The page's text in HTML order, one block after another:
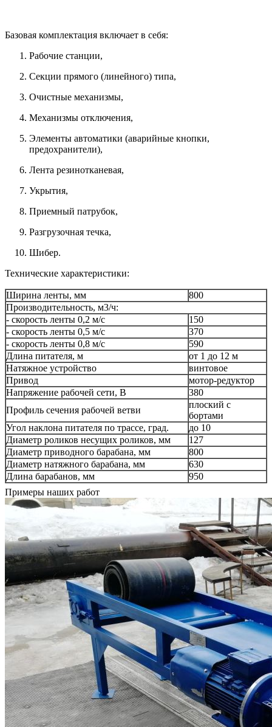
Базовая комплектация включает в себя:
Рабочие станции,
Секции прямого (линейного) типа,
Очистные механизмы,
Механизмы отключения,
Элементы автоматики (аварийные кнопки,
предохранители),
Лента резинотканевая,
Укрытия,
Приемный патрубок,
Разгрузочная течка,
Шибер.
Технические характеристики:
Ширина ленты, мм
800
Производительность, м3/ч:
- скорость ленты 0,2 м/с
150
- скорость ленты 0,5 м/с
370
- скорость ленты 0,8 м/с
590
Длина питателя, м
от 1 до 12 м
Натяжное устройство
винтовое
Привод
мотор-редуктор
Напряжение рабочей сети, В
380
Профиль сечения рабочей ветви
плоский с
бортами
Угол наклона питателя по трассе, град.
до 10
Диаметр роликов несущих роликов, мм
127
Диаметр приводного барабана, мм
800
Диаметр натяжного барабана, мм
630
Длина барабанов, мм
950
Примеры наших работ